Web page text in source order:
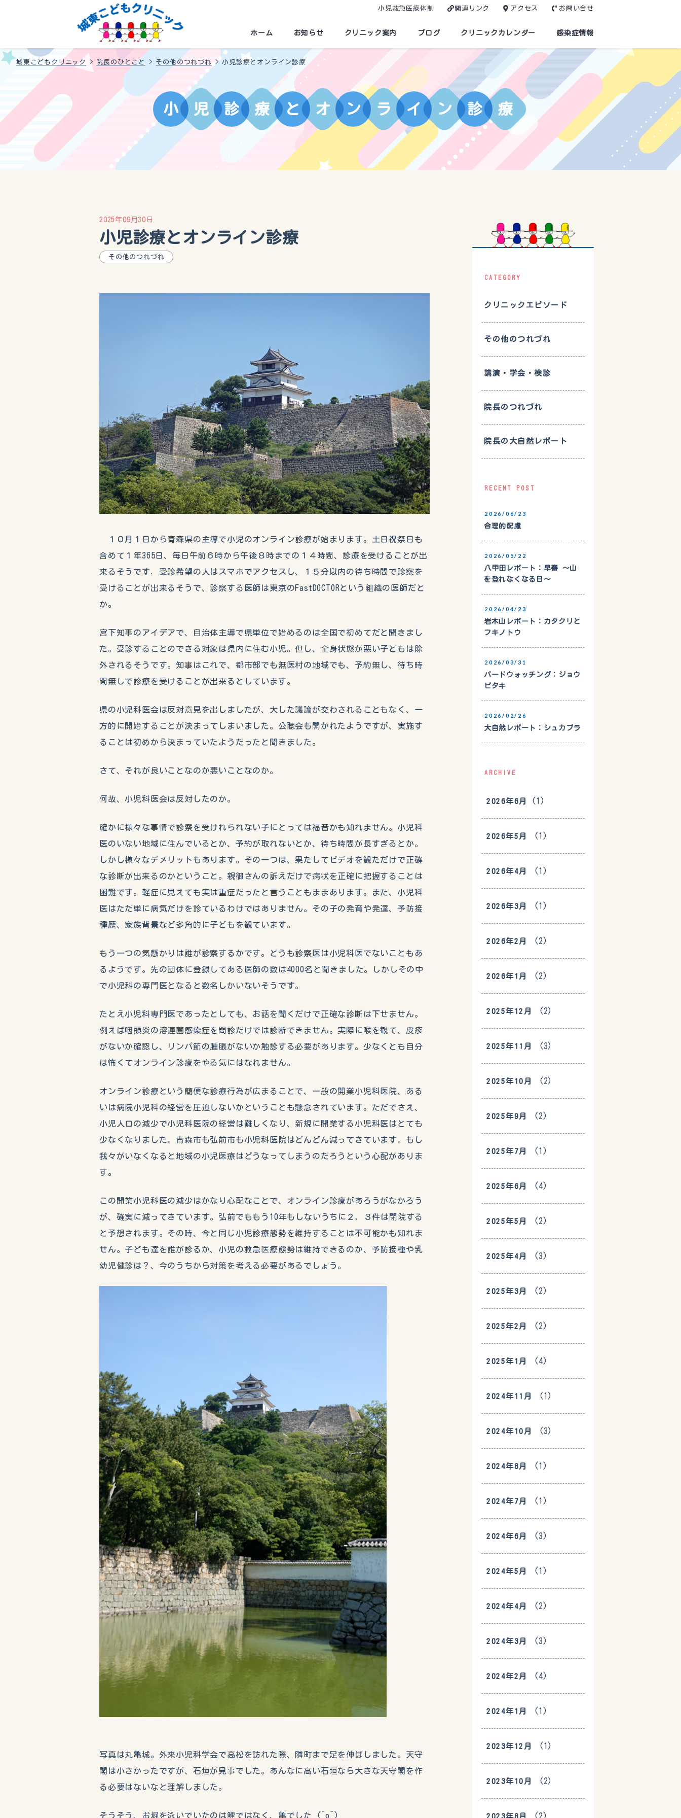
小児救急医療体制 関連リンク アクセス お問い合せ
ホーム お知らせ クリニック案内 ブログ クリニックカレンダー 感染症情報
城東こどもクリニック > 院長のひとこと > その他のつれづれ >小児診療とオンライン診療
小 児 診 療 と オ ン ラ イ ン 診 療
2025年09月30日
小児診療とオンライン診療
その他のつれづれ
１０月１日から青森県の主導で小児のオンライン診療が始まります。土日祝祭日も
含めて１年365日、毎日午前６時から午後８時までの１４時間、診療を受けることが出
来るそうです．受診希望の人はスマホでアクセスし、１５分以内の待ち時間で診察を
受けることが出来るそうで、診察する医師は東京のFastDOCTORという組織の医師だと
か。
宮下知事のアイデアで、自治体主導で県単位で始めるのは全国で初めてだと聞きまし
た。受診することのできる対象は県内に住む小児。但し、全身状態が悪い子どもは除
外されるそうです。知事はこれで、都市部でも無医村の地域でも、予約無し、待ち時
間無しで診療を受けることが出来るとしています。
県の小児科医会は反対意見を出しましたが、大した議論が交わされることもなく、一
方的に開始することが決まってしまいました。公聴会も開かれたようですが、実施す
ることは初めから決まっていたようだったと聞きました。
さて、それが良いことなのか悪いことなのか。
何故、小児科医会は反対したのか。
確かに様々な事情で診察を受けれられない子にとっては福音かも知れません。小児科
医のいない地域に住んでいるとか、予約が取れないとか、待ち時間が長すぎるとか。
しかし様々なデメリットもあります。その一つは、果たしてビデオを観ただけで正確
な診断が出来るのかということ。親御さんの訴えだけで病状を正確に把握することは
困難です。軽症に見えても実は重症だったと言うこともままあります。また、小児科
医はただ単に病気だけを診ているわけではありません。その子の発育や発達、予防接
種歴、家族背景など多角的に子どもを観ています。
もう一つの気懸かりは誰が診察するかです。どうも診察医は小児科医でないこともあ
るようです。先の団体に登録してある医師の数は4000名と聞きました。しかしその中
で小児科の専門医となると数名しかいないそうです。
たとえ小児科専門医であったとしても、お話を聞くだけで正確な診断は下せません。
例えば咽頭炎の溶連菌感染症を問診だけでは診断できません。実際に喉を観て、皮疹
がないか確認し、リンパ節の腫脹がないか触診する必要があります。少なくとも自分
は怖くてオンライン診療をやる気にはなれません。
オンライン診療という簡便な診療行為が広まることで、一般の開業小児科医院、ある
いは病院小児科の経営を圧迫しないかということも懸念されています。ただでさえ、
小児人口の減少で小児科医院の経営は難しくなり、新規に開業する小児科医はとても
少なくなりました。青森市も弘前市も小児科医院はどんどん減ってきています。もし
我々がいなくなると地域の小児医療はどうなってしまうのだろうという心配がありま
す。
この開業小児科医の減少はかなり心配なことで、オンライン診療があろうがなかろう
が、確実に減ってきています。弘前でももう10年もしないうちに２，３件は閉院する
と予想されます。その時、今と同じ小児診療態勢を維持することは不可能かも知れま
せん。子ども達を誰が診るか、小児の救急医療態勢は維持できるのか、予防接種や乳
幼児健診は？、今のうちから対策を考える必要があるでしょう。
写真は丸亀城。外来小児科学会で高松を訪れた際、隣町まで足を伸ばしました。天守
閣は小さかったですが、石垣が見事でした。あんなに高い石垣なら大きな天守閣を作
る必要はないなと理解しました。
そうそう、お堀を泳いでいたのは鯉ではなく、亀でした (^o^)
CATEGORY
クリニックエピソード
その他のつれづれ
講演・学会・検診
院長のつれづれ
院長の大自然レポート
RECENT POST
2026/06/23
合理的配慮
2026/05/22
八甲田レポート：早春 〜山
を登れなくなる日〜
2026/04/23
岩木山レポート：カタクリと
フキノトウ
2026/03/31
バードウォッチング：ジョウ
ビタキ
2026/02/26
大自然レポート：シュカブラ
ARCHIVE
2026年6月 (1)
2026年5月 (1)
2026年4月 (1)
2026年3月 (1)
2026年2月 (2)
2026年1月 (2)
2025年12月 (2)
2025年11月 (3)
2025年10月 (2)
2025年9月 (2)
2025年7月 (1)
2025年6月 (4)
2025年5月 (2)
2025年4月 (3)
2025年3月 (2)
2025年2月 (2)
2025年1月 (4)
2024年11月 (1)
2024年10月 (3)
2024年8月 (1)
2024年7月 (1)
2024年6月 (3)
2024年5月 (1)
2024年4月 (2)
2024年3月 (3)
2024年2月 (4)
2024年1月 (1)
2023年12月 (1)
2023年10月 (2)
2023年8月 (2)